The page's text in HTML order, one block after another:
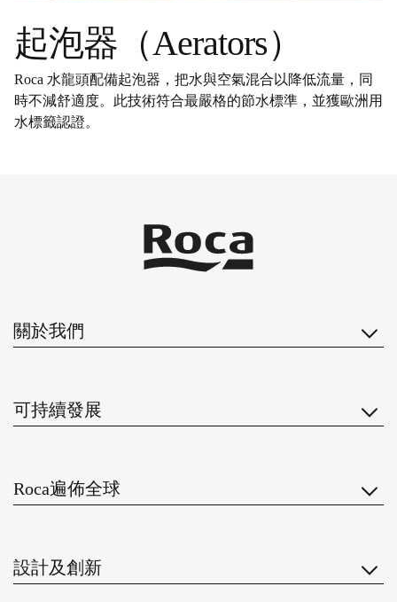
起泡器（Aerators）
Roca 水龍頭配備起泡器，把水與空氣混合以降低流量，同
時不減舒適度。此技術符合最嚴格的節水標準，並獲歐洲用
水標籤認證。
關於我們
可持續發展
Roca遍佈全球
設計及創新